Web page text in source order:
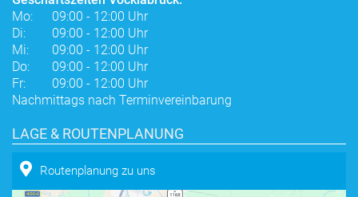
Mo:
Di:
Mi:
Do:
Fr:
09:00 - 12:00 Uhr
09:00 - 12:00 Uhr
09:00 - 12:00 Uhr
09:00 - 12:00 Uhr
09:00 - 12:00 Uhr
Nachmittags nach Terminvereinbarung
LAGE & ROUTENPLANUNG
Routenplanung zu uns